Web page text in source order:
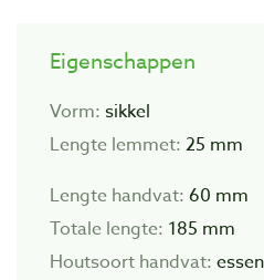
Eigenschappen
Vorm: sikkel
Lengte lemmet: 25 mm
Lengte handvat: 60 mm
Totale lengte: 185 mm
Houtsoort handvat: essen